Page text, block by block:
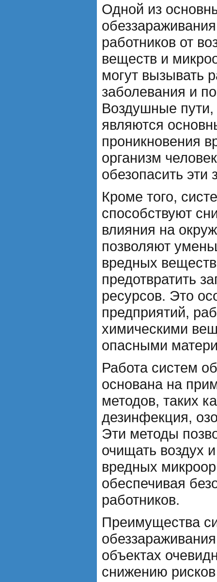
Одной из
работников от
веществ и
могут вызывать
заболевания и
Воздушные пути,
являются
проникновения
организм
обезопасить эти
Кроме того,
способствуют
влияния на
позволяют
вредных
предотвратить
ресурсов. Это
предприятий,
химическими
опасными
Работа систем
основана на
методов, таких
дезинфекция,
Эти методы
очищать воздух
вредных
обеспечивая
работников.
Преимущества
объектах
снижению